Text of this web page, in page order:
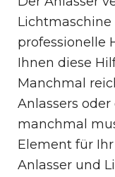
professionelle
Ihnen diese
Manchmal
Anlassers
manchmal
Element für
Anlasser und